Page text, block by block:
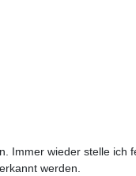
Immer wieder stelle ich
werden.